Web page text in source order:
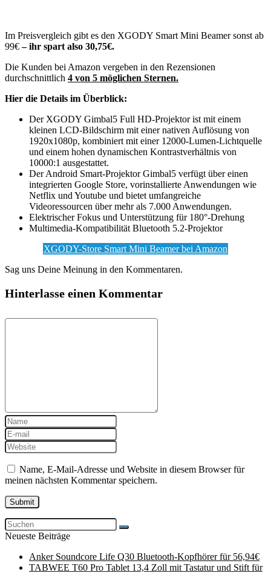
Im Preisvergleich gibt es den XGODY Smart Mini Beamer sonst ab
99€– ihr spart also 30,75€.
Die Kunden bei Amazon vergeben in den Rezensionen
durchschnittlich 4 von 5 möglichen Sternen.
Hier die Details im Überblick:
Der XGODY Gimbal5 Full HD-Projektor ist mit einem
kleinen LCD-Bildschirm mit einer nativen Auflösung von
1920x1080p, kombiniert mit einer 12000-Lumen-Lichtquelle
und einem hohen dynamischen Kontrastverhältnis von
10000:1 ausgestattet.
Der Android Smart-Projektor Gimbal5 verfügt über einen
integrierten Google Store, vorinstallierte Anwendungen wie
Netflix und Youtube und bietet umfangreiche
Videoressourcen über mehr als 7.000 Anwendungen.
Elektrischer Fokus und Unterstützung für 180°-Drehung
Multimedia-Kompatibilität Bluetooth 5.2-Projektor
XGODY-Store Smart Mini Beamer bei Amazon
Sag uns Deine Meinung in den Kommentaren.
Hinterlasse einen Kommentar
Name, E-Mail-Adresse und Website in diesem Browser für
meinen nächsten Kommentar speichern.
Neueste Beiträge
Anker Soundcore Life Q30 Bluetooth-Kopfhörer für 56,94€
TABWEE T60 Pro Tablet 13,4 Zoll mit Tastatur und Stift für